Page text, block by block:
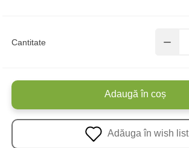
Cantitate
Adaugă în coș
Adăuga în wish list